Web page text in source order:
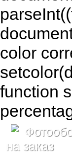
color
function
на заказ